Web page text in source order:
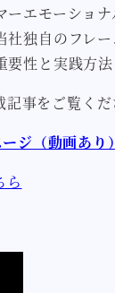
ーエモーショ
独自のフレー
性と実践方
事をご覧くだ
ジ（動画あり）
ら